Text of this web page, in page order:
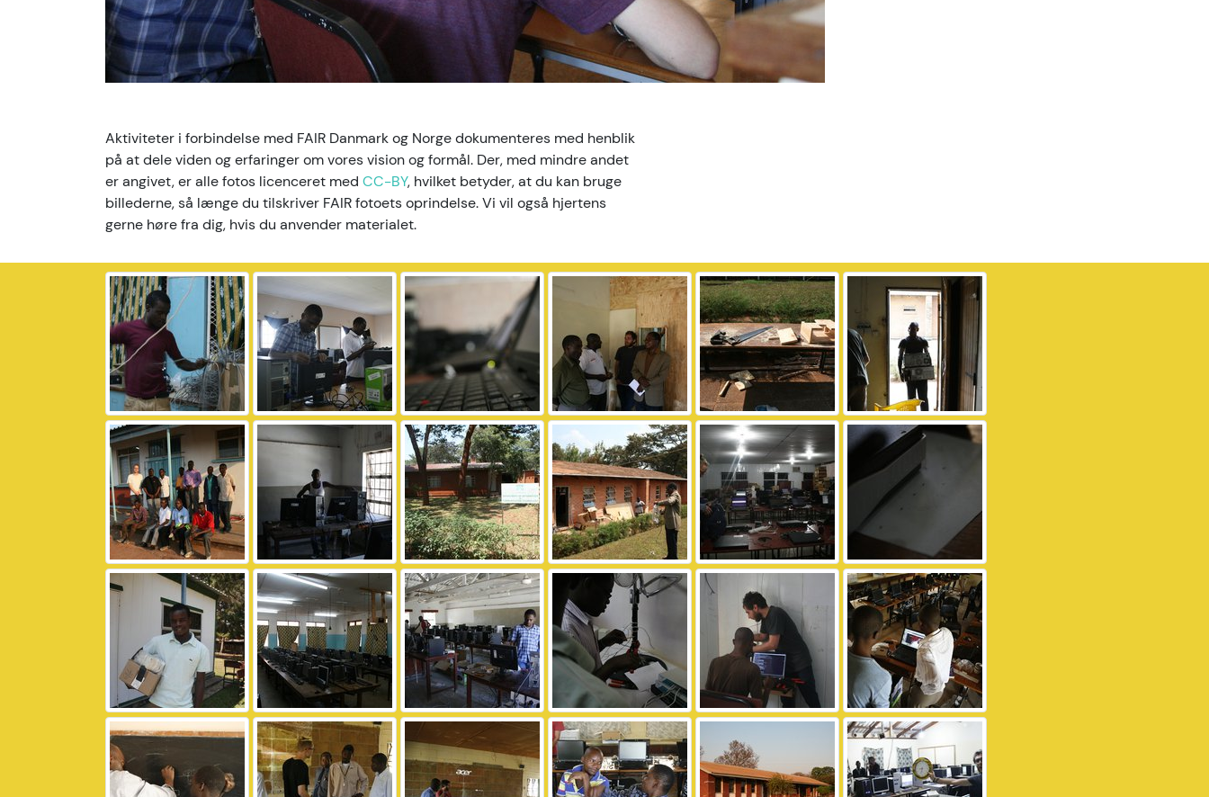
Aktiviteter i forbindelse med FAIR Danmark og Norge dokumenteres med henblik
på at dele viden og erfaringer om vores vision og formål. Der, med mindre andet
er angivet, er alle fotos licenceret med CC-BY, hvilket betyder, at du kan bruge
billederne, så længe du tilskriver FAIR fotoets oprindelse. Vi vil også hjertens
gerne høre fra dig, hvis du anvender materialet.